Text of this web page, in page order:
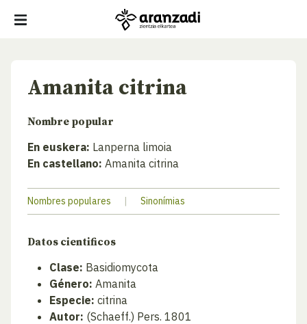
Amanita citrina
Nombre popular
En euskera: Lanperna limoia
En castellano: Amanita citrina
Nombres populares | Sinonímias
Datos cientificos
Clase: Basidiomycota
Género: Amanita
Especie: citrina
Autor: (Schaeff.) Pers. 1801